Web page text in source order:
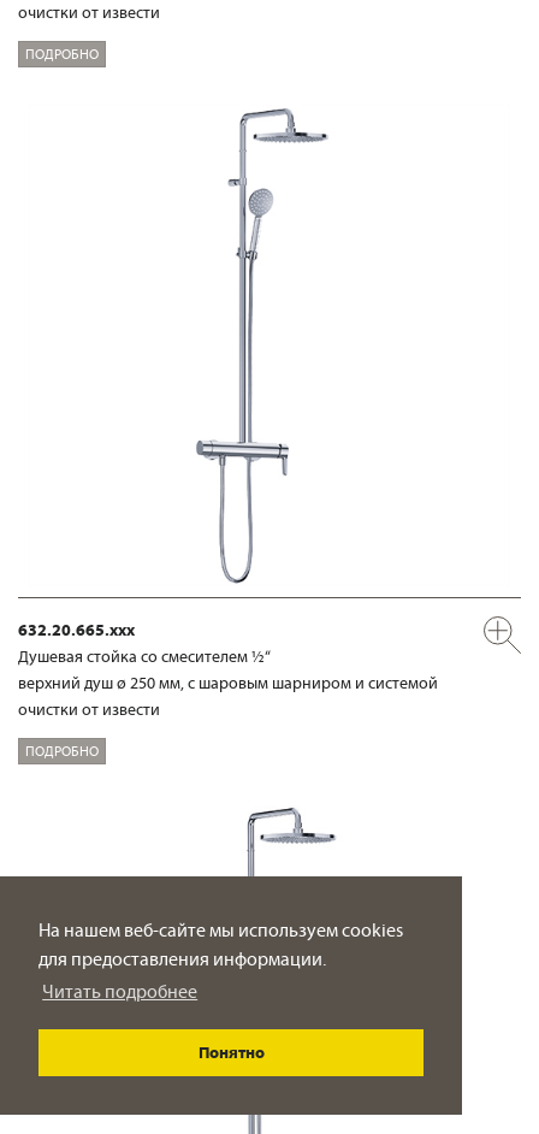
На нашем веб-сайте мы используем cookies
для предоставления информации.
Читать подробнее
Понятно
очистки от извести
ПОДРОБНО
632.20.665.xxx
Душевая стойка со смесителем ½“
верхний душ ø 250 мм, с шаровым шарниром и системой
очистки от извести
ПОДРОБНО